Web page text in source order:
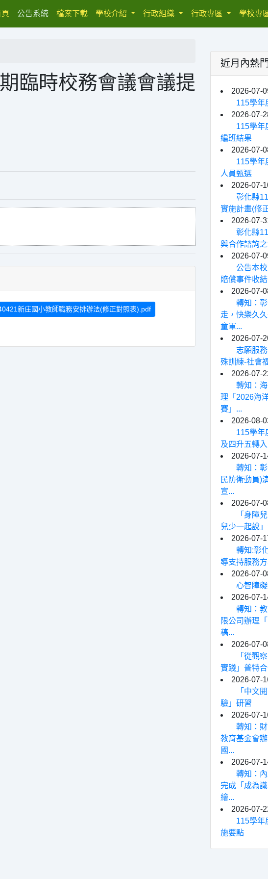
(current)
公告系統 檔案下載 學校介紹 行政組織 行政專區 學校專
臨時校務會議會議提
新庄國小教師職務安排辦法(修正對照表).pdf
近月內熱
2026-07-
115學年
2026-07-
115學年
編班結果
2026-07-
115學年
人員甄選
2026-07-
彰化縣
實施計畫(修
2026-07-
彰化縣
與合作諮詢
2026-07-
公告本
賠償事件收
2026-07-
轉知：
走，快樂久
童軍...
2026-07-
志願服
殊訓練-社會
2026-07-
轉知：
理「2026海
賽」...
2026-08-
115學年
及四升五轉
2026-07-
轉知：
民防衛動員)
宣...
2026-07-
「身障
兒少一起說
2026-07-
轉知:彰
導支持服務
2026-07-
心智障
2026-07-
轉知：
限公司辦理
稿...
2026-07-
「從觀
實踐」普特
2026-07-
「中文
驗」研習
2026-07-
轉知：
教育基金會
國...
2026-07-
轉知：
完成「成為
繪...
2026-07-
115學年
施要點